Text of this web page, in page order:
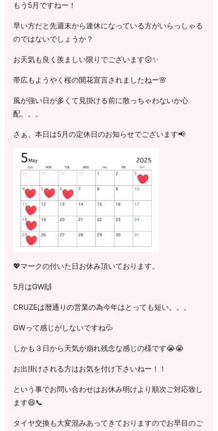
もう5月ですねー！
早い方だと先週末から連休になっている方がいらっしゃる
のではないでしょうか？
お天気も良く羨ましい限りでございます😲✨
帯広もようやく桜の開花宣言されましたねー🌸
風が強い日が多くて見掛ける前に散っちゃわないか心
配。。。
さぁ、本日は5月の定休日のお知らせでございます📢
💖マークの付いた日お休み頂いております。
5月はGW🙌
CRUZEは暦通りの営業の為今年はとっても短い。。。
GWって感じがしないですね💦
しかも３日から天気が崩れ残念な感じの様です😭😭
お出掛けされる方はお気を付け下さいねー！！
という事でお問い合わせはお休み明けより順次ご対応致し
ます😄📞
タイヤ交換も大変混みあってきておりますのでお早目のご